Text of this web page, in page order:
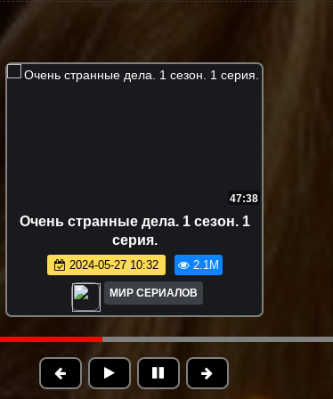
Вне кампуса. Все серии
2026-05-20 13:40 1.9M
МИР СЕРИАЛОВ